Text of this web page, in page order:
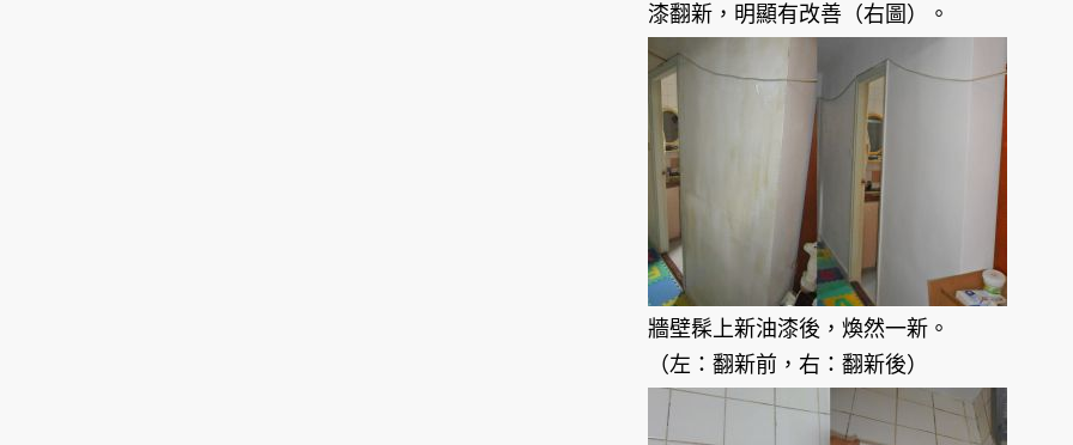
漆翻新，明顯有改善（右圖）。
牆壁髹上新油漆後，煥然一新。
（左：翻新前，右：翻新後）